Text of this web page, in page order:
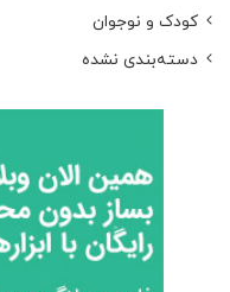
کودک و نوجوان
دسته‌بندی نشده